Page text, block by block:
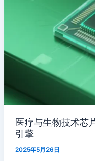
医疗与生物技术芯
引擎
2025年5月26日